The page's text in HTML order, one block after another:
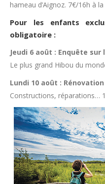
hameau d’Aignoz. 7€/16h à
Pour les enfants
obligatoire :
Jeudi 6 août : Enquête sur
Le plus grand Hibou du
Lundi 10 août :
Constructions, réparations…